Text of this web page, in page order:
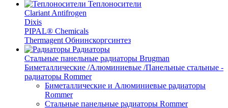
Теплоносители
Clariant Antifrogen
Dixis
PIPAL® Chemicals
Thermagent Обнинскоргсинтез
Радиаторы
Стальные панельные радиаторы Brugman
Биметаллические /Алюминиевые /Панельные стальные -
радиаторы Rommer
Биметаллические и Алюминиевые радиаторы
Rommer
Стальные панельные радиаторы Rommer